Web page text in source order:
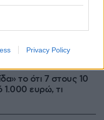
Privacy Policy
το ότι 7 στους 10
1.000 ευρώ, τι